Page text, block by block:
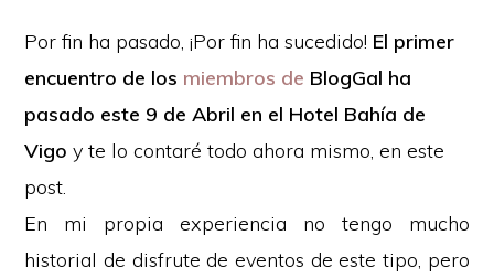
Por fin ha pasado, ¡Por fin ha sucedido! El primer
encuentro de los miembros de BlogGal ha
pasado este 9 de Abril en el Hotel Bahía de
Vigo y te lo contaré todo ahora mismo, en este
post.
En mi propia experiencia no tengo mucho
historial de disfrute de eventos de este tipo, pero